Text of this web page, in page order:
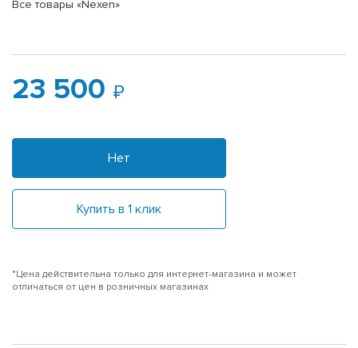
Все товары «Nexen»
23 500
Нет
Купить в 1 клик
*Цена действительна только для интернет-магазина и может
отличаться от цен в розничных магазинах